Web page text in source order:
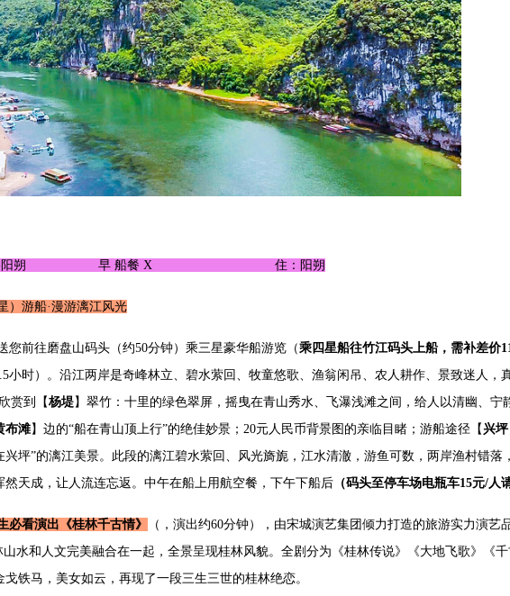
桂林-阳朔 早 船餐 X 住：阳朔
）游船·漫游漓江风光
您前往磨盘山码头（约50分钟）乘三星豪华船游览（乘四星船往竹江码头上船， 需补差价
小时）。沿江两岸是奇峰林立、碧水萦回、牧童悠歌、渔翁闲吊、农人耕作、景致迷人，
赏到【杨堤】翠竹：十里的绿色翠屏，摇曳在青山秀水、飞瀑浅滩之间，给人以清幽、宁
布滩】边的“船在青山顶上行”的绝佳妙景；20元人民币背景图的亲临目睹；游船途径【 兴坪
兴坪”的漓江美景。此段的漓江碧水萦回、风光旖旎，江水清澈，游鱼可数，两岸渔村错落
然天成，让人流连忘返。中午在船上用航空餐，下午下船后 （码头至停车场电瓶车15元/人
必看演出 《桂林千古情》
（，演出约60分钟），由宋城演艺集团倾力打造的旅游实力演艺
山水和人文完美融合在一起，全景呈现桂林风貌。全剧分为《桂林传说》《大地飞歌》《
铁马，美女如云，再现了一段三生三世的桂林绝恋。